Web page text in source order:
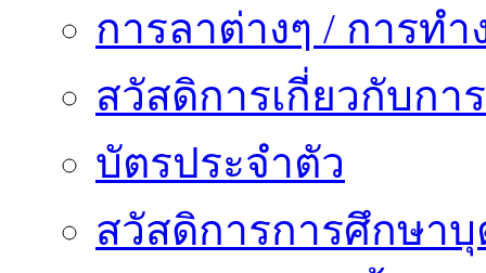
การลาต่างๆ / การทำ
สวัสดิการเกี่ยวกับกา
บัตรประจำตัว
สวัสดิการการศึกษาบุ